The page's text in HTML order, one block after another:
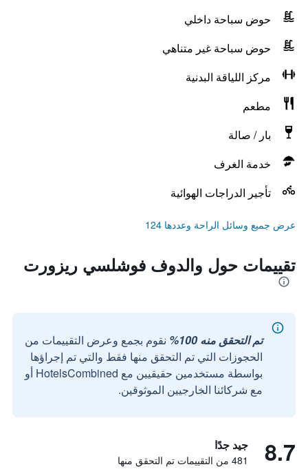
حوض سباحة داخلي
حوض سباحة غير متناهي
مركز اللياقة البدنية
مطعم
بار / صالة
خدمة الغرف
تأجير الدراجات الهوائية
عرض جميع وسائل الراحة وعددها 124
تقييمات حول والدوف فوشلسي ريزورت
تم التحقق منه 100%
نقوم بجمع وعرض التقييمات من
الحجوزات التي تم التحقق منها فقط والتي تم إجراؤها
بواسطة مستخدمين حقيقيين مع HotelsCombined أو
مع شركائنا الخارجيين الموثوقين.
8.7 جيد جدًا
481 من التقييمات تم التحقق منها